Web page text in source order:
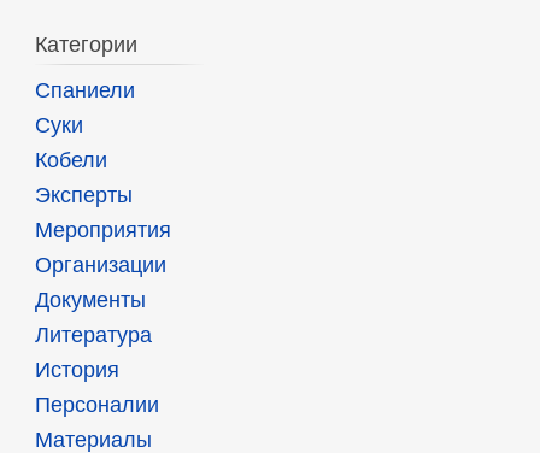
Категории
Спаниели
Суки
Кобели
Эксперты
Мероприятия
Организации
Документы
Литература
История
Персоналии
Материалы